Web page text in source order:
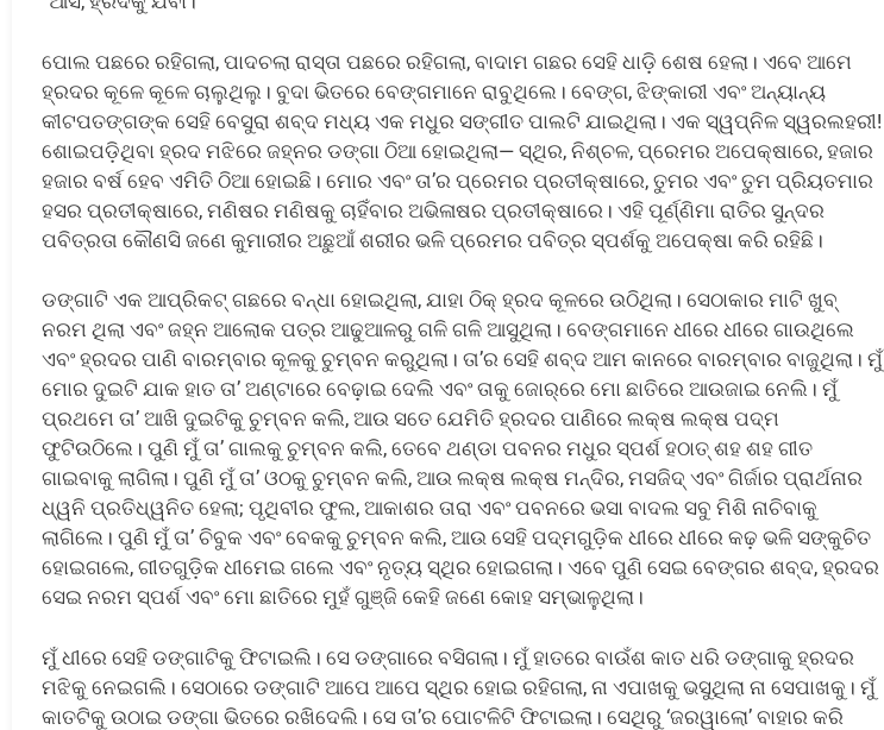
ପୋଲ ପଛରେ ରହିଗଲା, ପାଦଚଲା ରାସ୍ତା ପଛରେ ରହିଗଲା, ବାଦାମ ଗଛର ସେହି ଧାଡ଼ି ଶେଷ ହେଲା। ଏବେ ଆମେ
ହ୍ରଦର କୂଳେ କୂଳେ ଚାଲୁଥିଲୁ। ବୁଦା ଭିତରେ ବେଙ୍ଗମାନେ ରାବୁଥିଲେ। ବେଙ୍ଗ, ଝିଙ୍କାରୀ ଏବଂ ଅନ୍ୟାନ୍ୟ
କୀଟପତଙ୍ଗଙ୍କ ସେହି ବେସୁରା ଶବ୍ଦ ମଧ୍ୟ ଏକ ମଧୁର ସଙ୍ଗୀତ ପାଲଟି ଯାଇଥିଲା। ଏକ ସ୍ୱପ୍ନିଳ ସ୍ୱରଲହରୀ!
ଶୋଇପଡ଼ିଥିବା ହ୍ରଦ ମଝିରେ ଜହ୍ନର ଡଙ୍ଗା ଠିଆ ହୋଇଥିଲା— ସ୍ଥିର, ନିଶ୍ଚଳ, ପ୍ରେମର ଅପେକ୍ଷାରେ, ହଜାର
ହଜାର ବର୍ଷ ହେବ ଏମିତି ଠିଆ ହୋଇଛି। ମୋର ଏବଂ ତା’ର ପ୍ରେମର ପ୍ରତୀକ୍ଷାରେ, ତୁମର ଏବଂ ତୁମ ପ୍ରିୟତମାର
ହସର ପ୍ରତୀକ୍ଷାରେ, ମଣିଷର ମଣିଷକୁ ଚାହିଁବାର ଅଭିଳାଷର ପ୍ରତୀକ୍ଷାରେ। ଏହି ପୂର୍ଣ୍ଣିମା ରାତିର ସୁନ୍ଦର
ପବିତ୍ରତା କୌଣସି ଜଣେ କୁମାରୀର ଅଛୁଆଁ ଶରୀର ଭଳି ପ୍ରେମର ପବିତ୍ର ସ୍ପର୍ଶକୁ ଅପେକ୍ଷା କରି ରହିଛି।
ଡଙ୍ଗାଟି ଏକ ଆପ୍ରିକଟ୍ ଗଛରେ ବନ୍ଧା ହୋଇଥିଲା, ଯାହା ଠିକ୍ ହ୍ରଦ କୂଳରେ ଉଠିଥିଲା। ସେଠାକାର ମାଟି ଖୁବ୍
ନରମ ଥିଲା ଏବଂ ଜହ୍ନ ଆଲୋକ ପତ୍ର ଆଢୁଆଳରୁ ଗଳି ଗଳି ଆସୁଥିଲା। ବେଙ୍ଗମାନେ ଧୀରେ ଧୀରେ ଗାଉଥିଲେ
ଏବଂ ହ୍ରଦର ପାଣି ବାରମ୍ବାର କୂଳକୁ ଚୁମ୍ବନ କରୁଥିଲା। ତା’ର ସେହି ଶବ୍ଦ ଆମ କାନରେ ବାରମ୍ବାର ବାଜୁଥିଲା। ମୁଁ
ମୋର ଦୁଇଟି ଯାକ ହାତ ତା’ ଅଣ୍ଟାରେ ବେଢ଼ାଇ ଦେଲି ଏବଂ ତାକୁ ଜୋର୍‌ରେ ମୋ ଛାତିରେ ଆଉଜାଇ ନେଲି। ମୁଁ
ପ୍ରଥମେ ତା’ ଆଖି ଦୁଇଟିକୁ ଚୁମ୍ବନ କଲି, ଆଉ ସତେ ଯେମିତି ହ୍ରଦର ପାଣିରେ ଲକ୍ଷ ଲକ୍ଷ ପଦ୍ମ
ଫୁଟିଉଠିଲେ। ପୁଣି ମୁଁ ତା’ ଗାଲକୁ ଚୁମ୍ବନ କଲି, ତେବେ ଥଣ୍ଡା ପବନର ମଧୁର ସ୍ପର୍ଶ ହଠାତ୍ ଶହ ଶହ ଗୀତ
ଗାଇବାକୁ ଲାଗିଲା। ପୁଣି ମୁଁ ତା’ ଓଠକୁ ଚୁମ୍ବନ କଲି, ଆଉ ଲକ୍ଷ ଲକ୍ଷ ମନ୍ଦିର, ମସଜିଦ୍ ଏବଂ ଗିର୍ଜାର ପ୍ରାର୍ଥନାର
ଧ୍ୱନି ପ୍ରତିଧ୍ୱନିତ ହେଲା; ପୃଥିବୀର ଫୁଲ, ଆକାଶର ତାରା ଏବଂ ପବନରେ ଭସା ବାଦଲ ସବୁ ମିଶି ନାଚିବାକୁ
ଲାଗିଲେ। ପୁଣି ମୁଁ ତା’ ଚିବୁକ ଏବଂ ବେକକୁ ଚୁମ୍ବନ କଲି, ଆଉ ସେହି ପଦ୍ମଗୁଡ଼ିକ ଧୀରେ ଧୀରେ କଢ଼ ଭଳି ସଙ୍କୁଚିତ
ହୋଇଗଲେ, ଗୀତଗୁଡ଼ିକ ଧୀମେଇ ଗଲେ ଏବଂ ନୃତ୍ୟ ସ୍ଥିର ହୋଇଗଲା। ଏବେ ପୁଣି ସେଇ ବେଙ୍ଗର ଶବ୍ଦ, ହ୍ରଦର
ସେଇ ନରମ ସ୍ପର୍ଶ ଏବଂ ମୋ ଛାତିରେ ମୁହଁ ଗୁଞ୍ଜି କେହି ଜଣେ କୋହ ସମ୍ଭାଳୁଥିଲା।
ମୁଁ ଧୀରେ ସେହି ଡଙ୍ଗାଟିକୁ ଫିଟାଇଲି। ସେ ଡଙ୍ଗାରେ ବସିଗଲା। ମୁଁ ହାତରେ ବାଉଁଶ କାତ ଧରି ଡଙ୍ଗାକୁ ହ୍ରଦର
ମଝିକୁ ନେଇଗଲି। ସେଠାରେ ଡଙ୍ଗାଟି ଆପେ ଆପେ ସ୍ଥିର ହୋଇ ରହିଗଲା, ନା ଏପାଖକୁ ଭସୁଥିଲା ନା ସେପାଖକୁ। ମୁଁ
କାତଟିକୁ ଉଠାଇ ଡଙ୍ଗା ଭିତରେ ରଖିଦେଲି। ସେ ତା’ର ପୋଟଳିଟି ଫିଟାଇଲା। ସେଥିରୁ ‘ଜରୱାଲୋ’ ବାହାର କରି